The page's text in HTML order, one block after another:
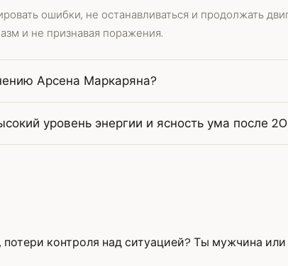
ошибки, не останавливаться и продолжать
и не признавая поражения.
Арсена Маркаряна?
уровень энергии и ясность ума после
контроля над ситуацией? Ты мужчина